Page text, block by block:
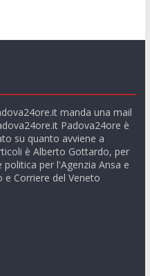
manda una mail
Padova24ore è
su quanto avviene a
è Alberto Gottardo, per
per l'Agenzia Ansa e
e Corriere del Veneto